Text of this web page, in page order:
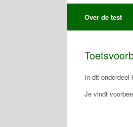
Over de test
In dit
Je vindt